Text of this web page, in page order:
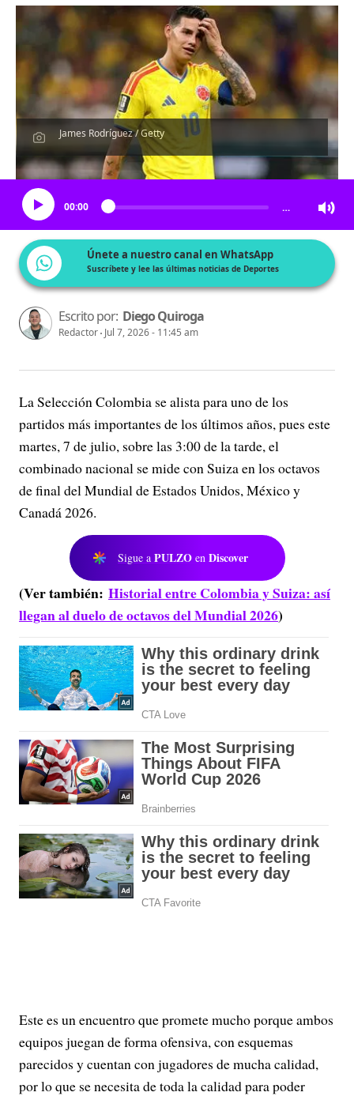
James Rodríguez / Getty
Escucha el artículo
00:00 …
Únete a nuestro canal en WhatsApp
Suscríbete y lee las últimas noticias de Deportes
Escrito por: Diego Quiroga
Redactor Jul 7, 2026 - 11:45 am
La Selección Colombia se alista para uno de los
partidos más importantes de los últimos años, pues este
martes, 7 de julio, sobre las 3:00 de la tarde, el
combinado nacional se mide con Suiza en los octavos
de final del Mundial de Estados Unidos, México y
Canadá 2026.
Sigue a PULZO en Discover
(Ver también: Historial entre Colombia y Suiza: así
llegan al duelo de octavos del Mundial 2026)
Este es un encuentro que promete mucho porque ambos
equipos juegan de forma ofensiva, con esquemas
parecidos y cuentan con jugadores de mucha calidad,
por lo que se necesita de toda la calidad para poder